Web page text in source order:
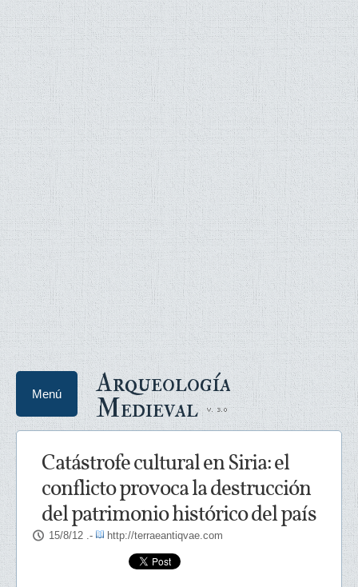
Arqueología
Medieval
Menú
Catástrofe cultural en Siria: el
conflicto provoca la destrucción
del patrimonio histórico del país
15/8/12 .- http://terraeantiqvae.com